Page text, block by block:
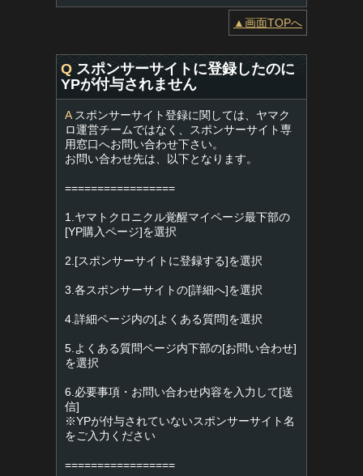
▲画面TOPへ
Q スポンサーサイトに登録したのに
YPが付与されません
Aスポンサーサイト登録に関しては、ヤマク
ロ運営チームではなく、スポンサーサイト専
用窓口へお問い合わせ下さい。
お問い合わせ先は、以下となります。
=================
1.ヤマトクロニクル覚醒マイページ最下部の
[YP購入ページ]を選択
2.[スポンサーサイトに登録する]を選択
3.各スポンサーサイトの[詳細へ]を選択
4.詳細ページ内の[よくある質問]を選択
5.よくある質問ページ内下部の[お問い合わせ]
を選択
6.必要事項・お問い合わせ内容を入力して[送
信]
※YPが付与されていないスポンサーサイト名
をご入力ください
=================